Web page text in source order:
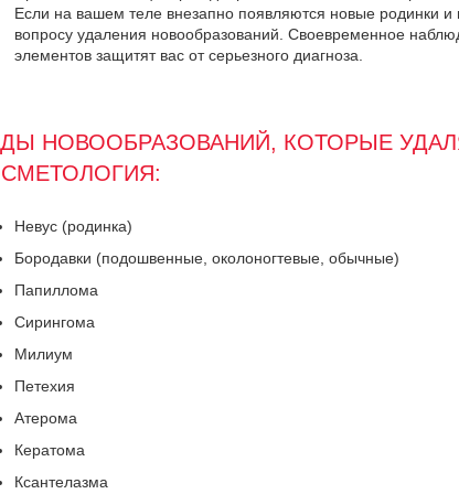
Если на вашем теле внезапно появляются новые родинки
вопросу удаления новообразований. Своевременное
элементов защитят вас от серьезного диагноза.
НОВООБРАЗОВАНИЙ, КОТОРЫЕ
Невус (родинка)
Бородавки (подошвенные, околоногтевые, обычные)
Папиллома
Сирингома
Милиум
Петехия
Атерома
Кератома
Ксантелазма